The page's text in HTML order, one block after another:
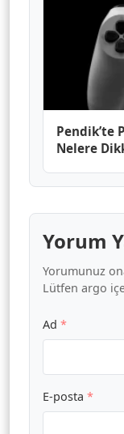
Pendik’te
Nelere
Yorum
Yorumunuz
Lütfen argo
Ad *
E-posta *